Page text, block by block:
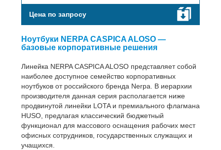
Цена по запросу
Ноутбуки NERPA CASPICA ALOSO —
базовые корпоративные решения
Линейка NERPA CASPICA ALOSO представляет собой
наиболее доступное семейство корпоративных
ноутбуков от российского бренда Nerpa. В иерархии
производителя данная серия располагается ниже
продвинутой линейки LOTA и премиального флагмана
HUSO, предлагая классический бюджетный
функционал для массового оснащения рабочих мест
офисных сотрудников, государственных служащих и
учащихся.